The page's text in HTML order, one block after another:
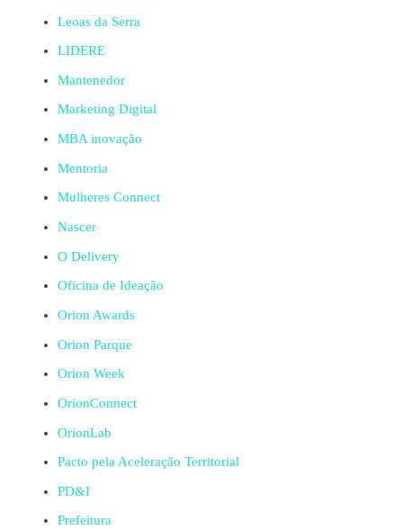
Leoas da Serra
LIDERE
Mantenedor
Marketing Digital
MBA inovação
Mentoria
Mulheres Connect
Nascer
O Delivery
Oficina de Ideação
Orion Awards
Orion Parque
Orion Week
OrionConnect
OrionLab
Pacto pela Aceleração Territorial
PD&I
Prefeitura